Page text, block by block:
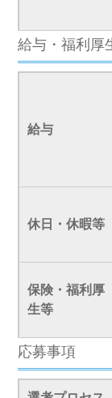
給与・福利厚
給与
休日・休暇等
保険・福利厚
生等
応募事項